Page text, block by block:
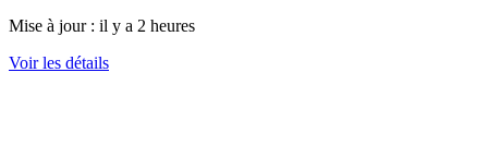
Mise à jour : il y a 2 heures
Voir les détails